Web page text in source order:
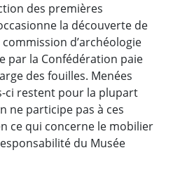
des premières
la découverte de
d’archéologie
par la Confédération paie
des fouilles. Menées
ci restent pour la plupart
ne participe pas à ces
ce qui concerne le mobilier
du Musée